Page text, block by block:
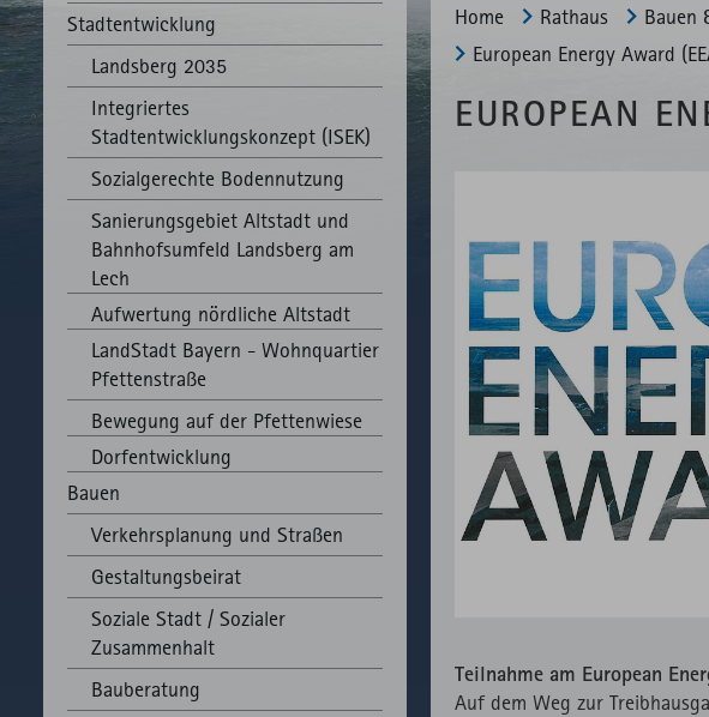
Stadtentwicklung
Landsberg 2035
Integriertes
Stadtentwicklungskonzept (ISEK)
Sozialgerechte Bodennutzung
Sanierungsgebiet Altstadt und
Bahnhofsumfeld Landsberg am
Lech
Aufwertung nördliche Altstadt
LandStadt Bayern - Wohnquartier
Pfettenstraße
Bewegung auf der Pfettenwiese
Dorfentwicklung
Bauen
Verkehrsplanung und Straßen
Gestaltungsbeirat
Soziale Stadt / Sozialer
Zusammenhalt
Bauberatung
Home Rathaus Bauen
European Energy Award
EUROPEAN
Teilnahme am European
Auf dem Weg zur